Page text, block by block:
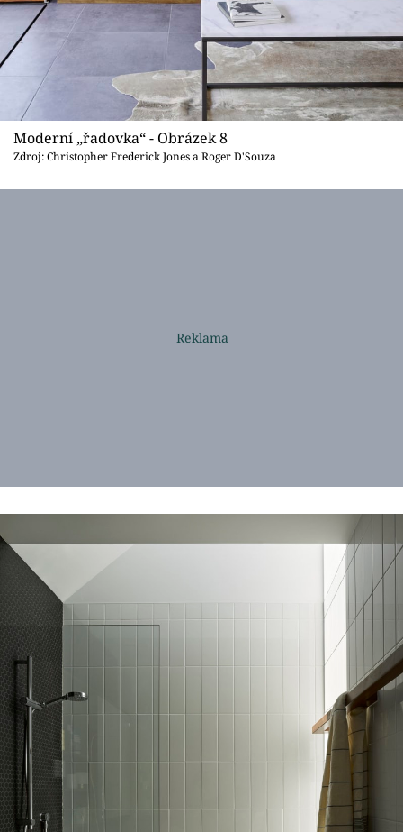
Moderní „řadovka“ - Obrázek 8
Zdroj: Christopher Frederick Jones a Roger D'Souza